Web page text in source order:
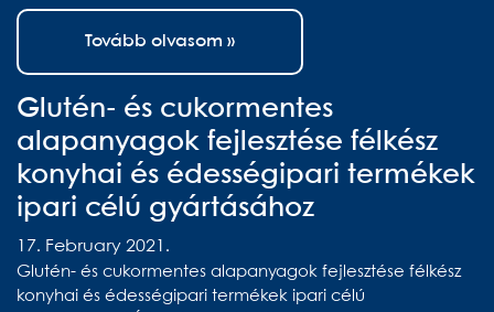
Tovább olvasom »
Glutén- és cukormentes
alapanyagok fejlesztése félkész
konyhai és édességipari termékek
ipari célú gyártásához
17. February 2021.
Glutén- és cukormentes alapanyagok fejlesztése félkész
konyhai és édességipari termékek ipari célú